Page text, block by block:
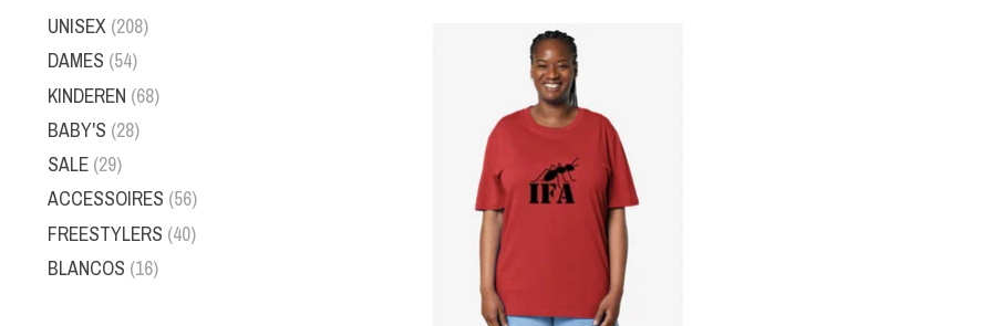
UNISEX (208)
DAMES (54)
KINDEREN (68)
BABY'S (28)
SALE (29)
ACCESSOIRES (56)
FREESTYLERS (40)
BLANCOS (16)